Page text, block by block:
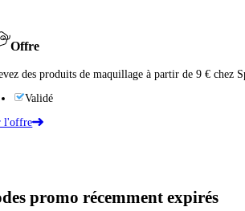
Offre
des produits de maquillage à partir de 9 € chez
Validé
l'offre
promo récemment expirés